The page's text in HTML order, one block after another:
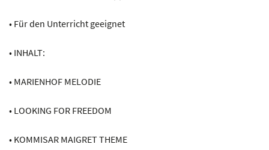
• Für den Unterricht geeignet
• INHALT:
• MARIENHOF MELODIE
• LOOKING FOR FREEDOM
• KOMMISAR MAIGRET THEME